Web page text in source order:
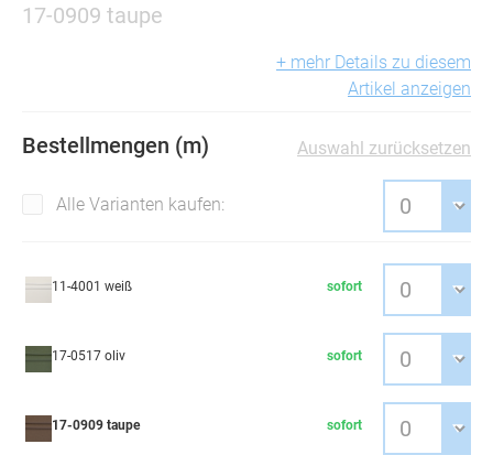
17-0909 taupe
+ mehr Details zu diesem
Artikel anzeigen
Bestellmengen (m) Auswahl zurücksetzen
Alle Varianten kaufen:
11-4001 weiß sofort
17-0517 oliv sofort
17-0909 taupe sofort